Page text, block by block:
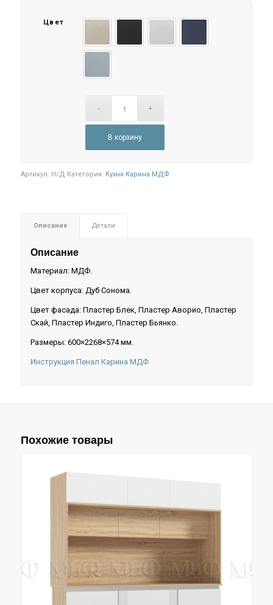
Цвет
В корзину
Артикул: Н/Д Категория: Кухня Карина МДФ
Описание Детали
Описание
Материал: МДФ.
Цвет корпуса: Дуб Сонома.
Цвет фасада: Пластер Блек, Пластер Аворио, Пластер
Скай, Пластер Индиго, Пластер Бьянко.
Размеры: 600×2268×574 мм.
Инструкция Пенал Карина МДФ
Похожие товары